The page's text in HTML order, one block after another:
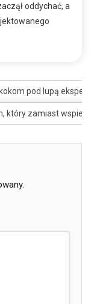
oddychać, a
pod lupą
który zamiast